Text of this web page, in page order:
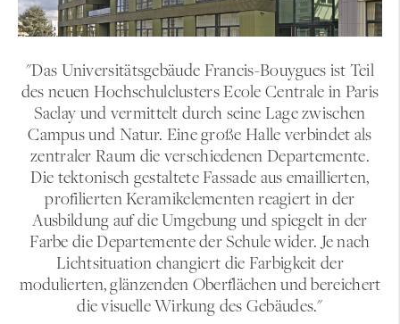
"Das Universitätsgebäude Francis-Bouygues ist Teil
des neuen Hochschulclusters Ecole Centrale in Paris
Saclay und vermittelt durch seine Lage zwischen
Campus und Natur. Eine große Halle verbindet als
zentraler Raum die verschiedenen Departemente.
Die tektonisch gestaltete Fassade aus emaillierten,
profilierten Keramikelementen reagiert in der
Ausbildung auf die Umgebung und spiegelt in der
Farbe die Departemente der Schule wider. Je nach
Lichtsituation changiert die Farbigkeit der
modulierten, glänzenden Oberflächen und bereichert
die visuelle Wirkung des Gebäudes."